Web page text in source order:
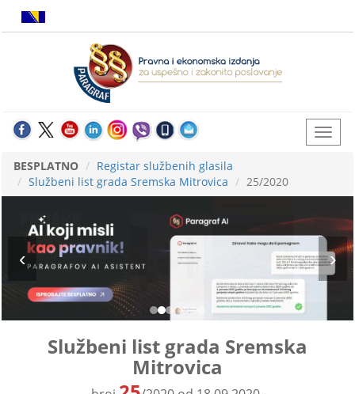
BESPLATNO
Registar službenih glasila
Službeni list grada Sremska Mitrovica
25/2020
Službeni list grada Sremska
Mitrovica